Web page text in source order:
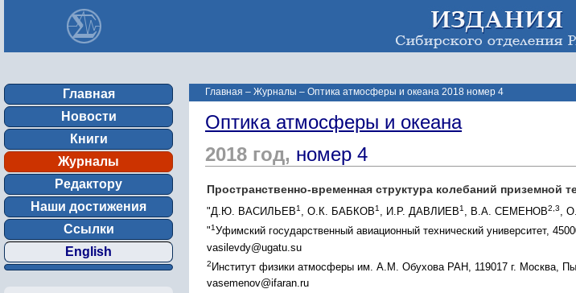
Главная
Новости
Книги
Журналы
Редактору
Наши достижения
Ссылки
English
Главная – Журналы – Оптика атмосферы и океана 2018 номер 4
Оптика атмосферы и океана
2018 год, номер 4
Пространственно-временная структура колебаний приземной
"Д.Ю. ВАСИЛЬЕВ1 , О.К. БАБКОВ1 , И.Р. ДАВЛИЕВ1 , В.А. СЕМЕНОВ2,3,
"1Уфимский государственный авиационный технический университет,
vasilevdy@ugatu.su
2 Институт физики атмосферы им. А.М. Обухова РАН, 119017 г. Москва,
vasemenov@ifaran.ru